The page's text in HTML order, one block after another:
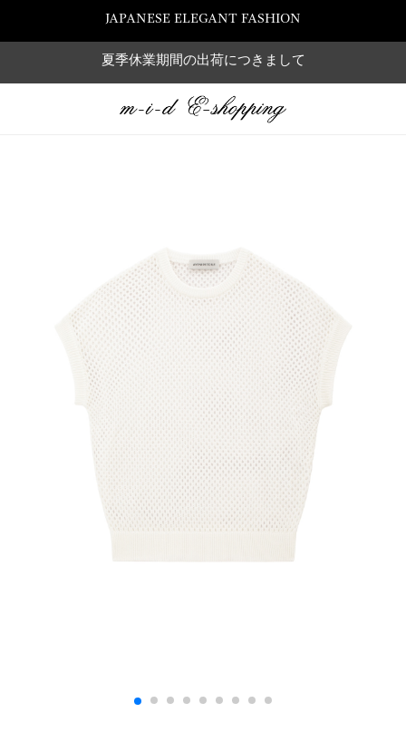
JAPANESE ELEGANT FASHION
夏季休業期間の出荷につきまして